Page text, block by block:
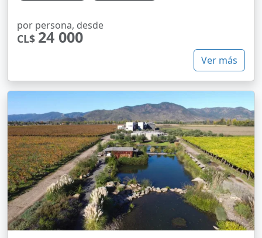
por persona, desde
CL$ 24 000
Ver más